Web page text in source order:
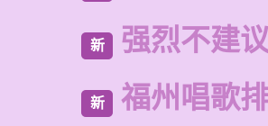
新 强烈不建
新 福州唱歌